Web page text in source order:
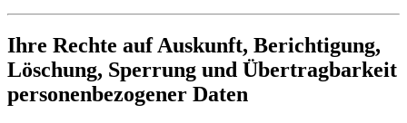
Ihre Rechte auf Auskunft, Berichtigung,
Löschung, Sperrung und Übertragbarkeit
personenbezogener Daten